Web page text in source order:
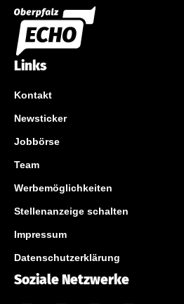
Links
Kontakt
Newsticker
Jobbörse
Team
Werbemöglichkeiten
Stellenanzeige schalten
Impressum
Datenschutzerklärung
Soziale Netzwerke